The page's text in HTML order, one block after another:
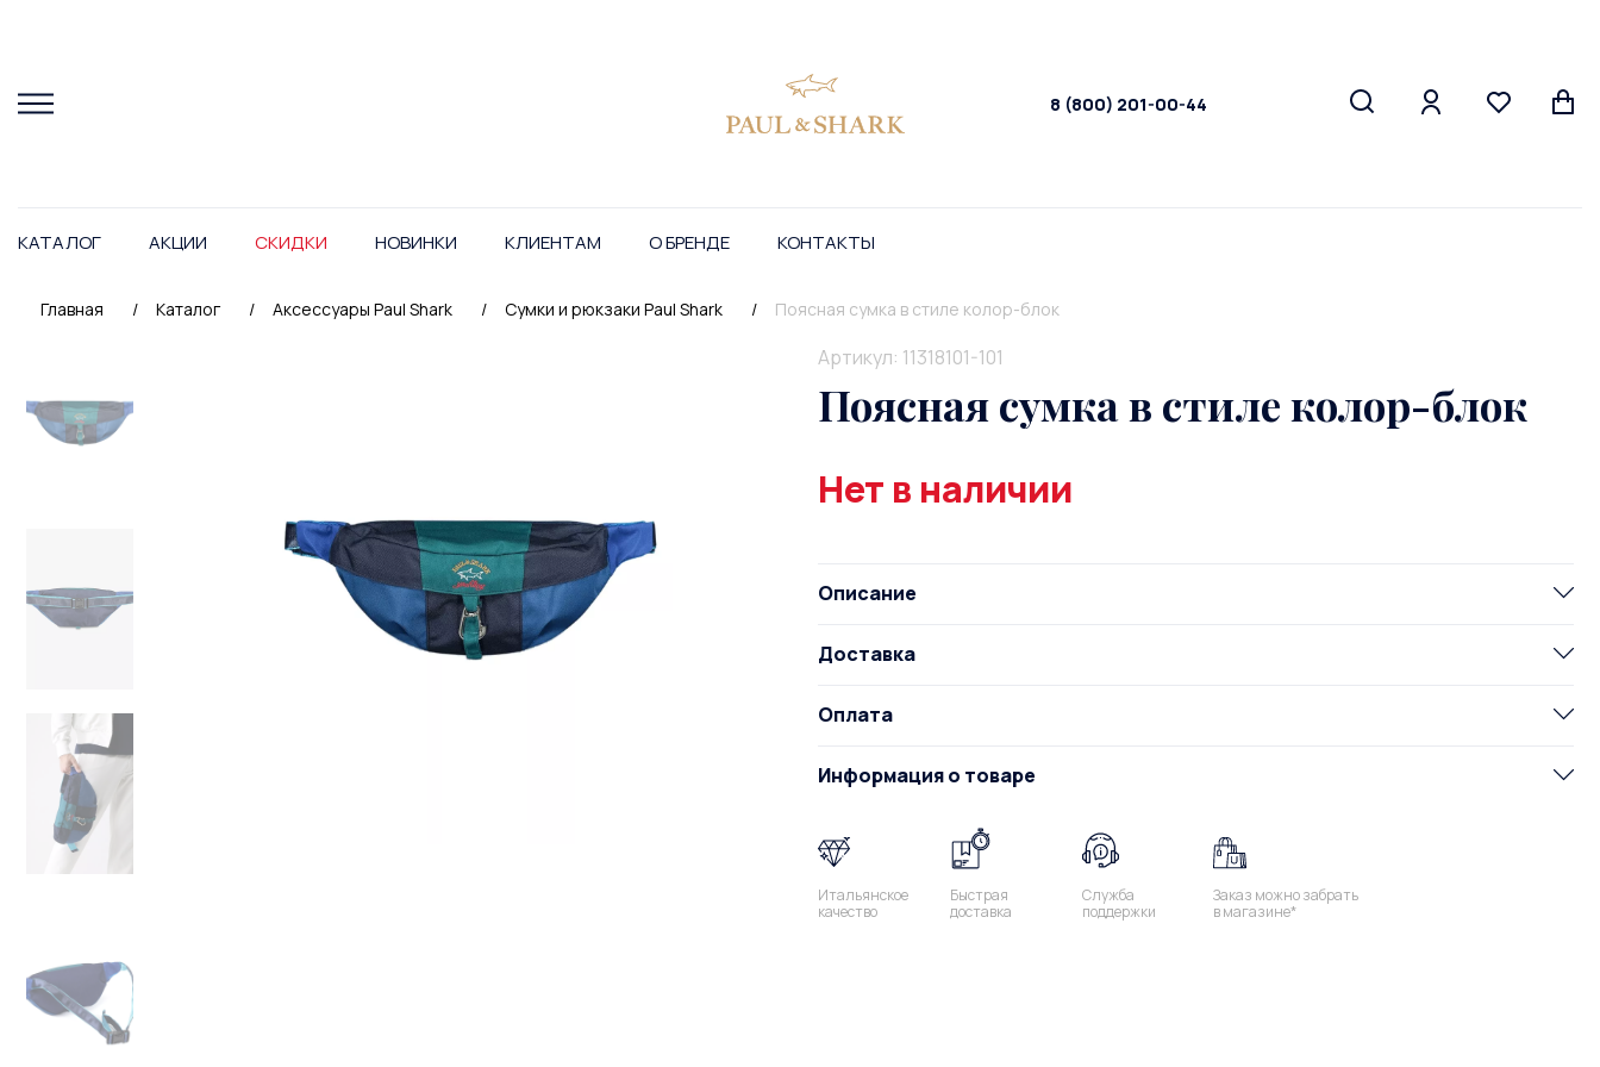
8 (800) 201-00-44
КАТАЛОГ АКЦИИ СКИДКИ НОВИНКИ КЛИЕНТАМ О БРЕНДЕ КОНТАКТЫ
Главная / Каталог / Аксессуары Paul Shark / Сумки и рюкзаки Paul Shark / Поясная сумка в стиле колор-блок
Артикул: 11318101-101
Поясная сумка в стиле колор-блок
Нет в наличии
Описание
Доставка
Оплата
Информация о товаре
Итальянское
качество
Быстрая
доставка
Служба
поддержки
Заказ можно забрать
в магазине*